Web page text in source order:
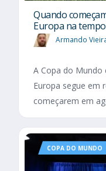
Quando
Europa na
Armando
A Copa do
Europa segue em
começarem em
COPA DO MUNDO